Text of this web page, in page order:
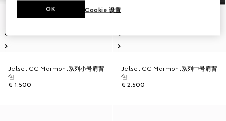
Jetset GG Marmont系列小号肩背
包
€ 1.500
Jetset GG Marmont系列中号肩背
包
€ 2.500
Cookie 设置
OK